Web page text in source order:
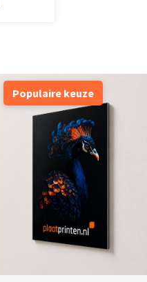
Populaire keuze